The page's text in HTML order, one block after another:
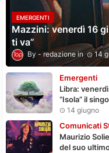
EMERGENTI
Mazzini: venerdì 16
ti va”
redazione 14
Emergenti
Libra:
“Isola” il
14 giugno
Comunicati
Maurizio
del suo